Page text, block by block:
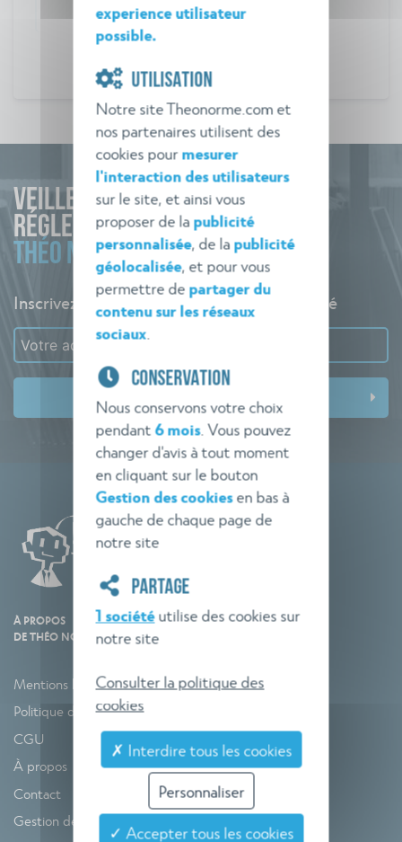
rubrique n° 4210
VEILLE
RÉGLEMENTAIRE
THÉO NORME
Inscrivez-vous à l'alerte pour rester informé
À PROPOS
DE THÉO NORME
Mentions légales
Politique de confidentialité
CGU
À propos
Contact
Gestion des cookies
experience utilisateur
possible.
UTILISATION
Notre site Theonorme.com et
nos partenaires utilisent des
cookies pour mesurer
l'interaction des utilisateurs
sur le site, et ainsi vous
proposer de la publicité
personnalisée, de la publicité
géolocalisée, et pour vous
permettre de partager du
contenu sur les réseaux
sociaux
CONSERVATION
Nous conservons votre choix
pendant6 mois. Vous pouvez
changer d'avis à tout moment
en cliquant sur le bouton
Gestion des cookiesen bas à
gauche de chaque page de
notre site
PARTAGE
1 sociétéutilise des cookies sur
notre site
Consulter la politique des
cookies
✗ Interdire tous les cookies
Personnaliser
✓ Accepter tous les cookies